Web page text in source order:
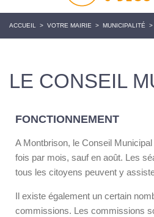
ACCUEIL > VOTRE MAIRIE > MUNICIPALITÉ >
LE CONSEIL
FONCTIONNEMENT
A Montbrison, le Conseil
fois par mois, sauf en août. Les
tous les citoyens peuvent y
Il existe également un certain
commissions. Les commissions